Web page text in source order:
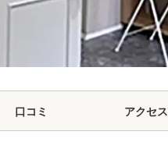
口コミ アクセス